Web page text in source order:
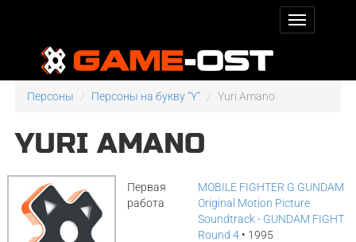
Персоны Персоны на букву "Y" Yuri Amano
YURI AMANO
Первая
работа
MOBILE FIGHTER G GUNDAM
Original Motion Picture
Soundtrack - GUNDAM FIGHT
Round 4 • 1995